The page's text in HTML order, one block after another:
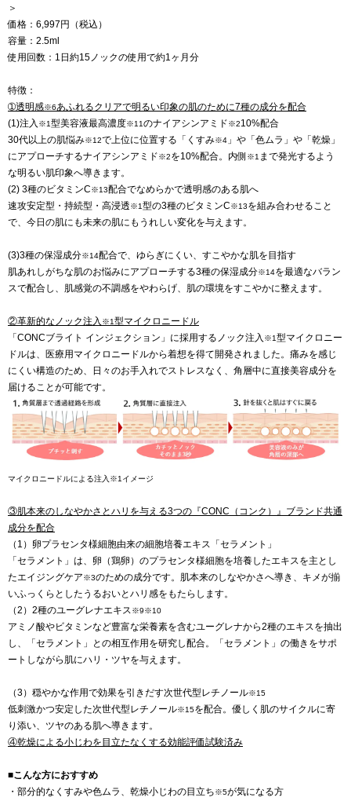
＞
価格：6,997円（税込）
容量：2.5ml
使用回数：1日約15ノックの使用で約1ヶ月分
特徴：
➀透明感※6あふれるクリアで明るい印象の肌のために7種の成分を配合
(1)注入 ※1型美容液最高濃度※11のナイアシンアミド※210%配合
30代以上の肌悩み※12で上位に位置する「くすみ※4 」や「色ムラ」や「乾燥」
にアプローチするナイアシンアミド※2を10%配合。内側 ※1 まで発光するよう
な明るい肌印象へ導きます。
(2) 3種のビタミンC※13配合でなめらかで透明感のある肌へ
速攻安定型・持続型・高浸透※1型の3種のビタミンC※13を組み合わせること
で、今日の肌にも未来の肌にもうれしい変化を与えます。
(3)3種の保湿成分※14配合で、ゆらぎにくい、すこやかな肌を目指す
肌あれしがちな肌のお悩みにアプローチする3種の保湿成分※14を最適なバラン
スで配合し、肌感覚の不調感をやわらげ、肌の環境をすこやかに整えます。
②革新的なノック注入 ※1型マイクロニードル
「CONCブライト インジェクション」に採用するノック注入 ※1型マイクロニー
ドルは、医療用マイクロニードルから着想を得て開発されました。痛みを感じ
にくい構造のため、日々のお手入れでストレスなく、角層中に直接美容成分を
届けることが可能です。
マイクロニードルによる注入※1イメージ
③肌本来のしなやかさとハリを与える3つの『CONC（コンク）』ブランド共通
成分を配合
（1）卵プラセンタ様細胞由来の細胞培養エキス「セラメント」
「セラメント」は、卵（鶏卵）のプラセンタ様細胞を培養したエキスを主とし
たエイジングケア※3のための成分です。肌本来のしなやかさへ導き、キメが揃
いふっくらとしたうるおいとハリ感をもたらします。
（2）2種のユーグレナエキス ※9※10
アミノ酸やビタミンなど豊富な栄養素を含むユーグレナから2種のエキスを抽出
し、「セラメント」との相互作用を研究し配合。「セラメント」の働きをサポ
ートしながら肌にハリ・ツヤを与えます。
（3）穏やかな作用で効果を引きだす次世代型レチノール※15
低刺激かつ安定した次世代型レチノール※15を配合。優しく肌のサイクルに寄
り添い、ツヤのある肌へ導きます。
④乾燥による小じわを目立たなくする効能評価試験済み
■こんな方におすすめ
・部分的なくすみや色ムラ、乾燥小じわの目立ち※5が気になる方